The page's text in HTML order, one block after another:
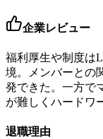
企業レビュー
福利厚生や制度は
境。メンバーとの
発できた。一方で
が難しくハードワ
退職理由